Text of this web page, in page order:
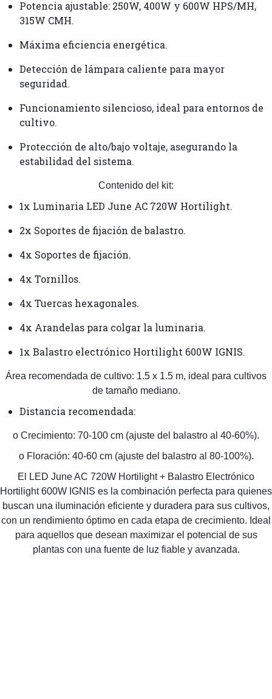
Potencia ajustable: 250W, 400W y 600W HPS/MH,
315W CMH.
Máxima eficiencia energética.
Detección de lámpara caliente para mayor
seguridad.
Funcionamiento silencioso, ideal para entornos de
cultivo.
Protección de alto/bajo voltaje, asegurando la
estabilidad del sistema.
Contenido del kit:
1x Luminaria LED June AC 720W Hortilight.
2x Soportes de fijación de balastro.
4x Soportes de fijación.
4x Tornillos.
4x Tuercas hexagonales.
4x Arandelas para colgar la luminaria.
1x Balastro electrónico Hortilight 600W IGNIS.
Área recomendada de cultivo: 1.5 x 1.5 m, ideal para cultivos
de tamaño mediano.
Distancia recomendada:
o Crecimiento: 70-100 cm (ajuste del balastro al 40-60%).
o Floración: 40-60 cm (ajuste del balastro al 80-100%).
El LED June AC 720W Hortilight + Balastro Electrónico
Hortilight 600W IGNIS es la combinación perfecta para quienes
buscan una iluminación eficiente y duradera para sus cultivos,
con un rendimiento óptimo en cada etapa de crecimiento. Ideal
para aquellos que desean maximizar el potencial de sus
plantas con una fuente de luz fiable y avanzada.